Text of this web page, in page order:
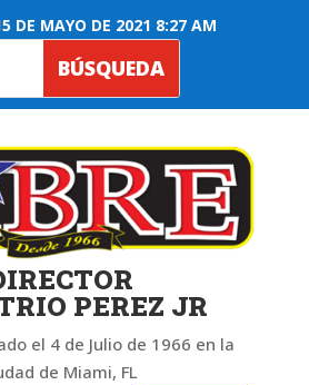
DE MAYO DE 2021 8:27 AM
PEREZ JR
el 4 de Julio de 1966 en la
de Miami, FL